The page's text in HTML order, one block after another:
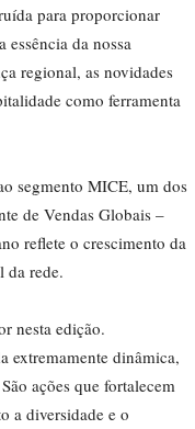
para proporcionar
essência da nossa
regional, as novidades
como ferramenta
segmento MICE, um dos
de Vendas Globais –
reflete o crescimento da
da rede.
nesta edição.
extremamente dinâmica,
ações que fortalecem
a diversidade e o